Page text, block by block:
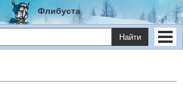
Флибуста
Найти